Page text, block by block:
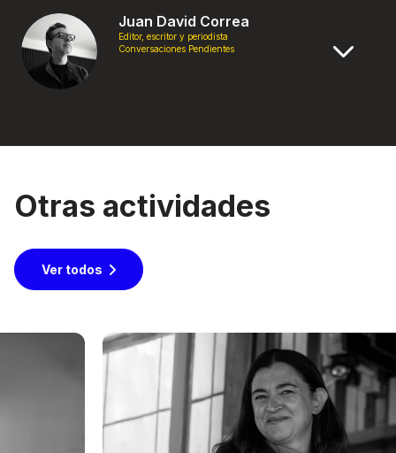
Juan David Correa
Editor, escritor y periodista
Conversaciones Pendientes
Otras actividades
Ver todos